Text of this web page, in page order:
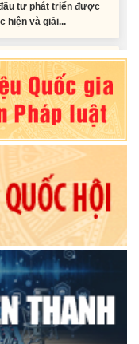
đồng nhân dân tỉnh
ban nhân dân tỉnh